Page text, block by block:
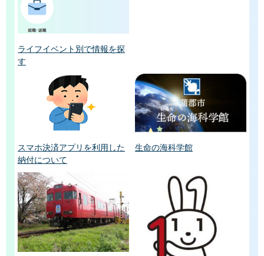
ライフイベント別で情報を探
す
スマホ決済アプリを利用した
納付について
生命の海科学館